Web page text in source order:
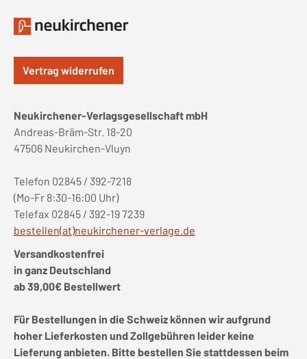
Vertrag widerrufen
Neukirchener-Verlagsgesellschaft mbH
Andreas-Bräm-Str. 18-20
47506 Neukirchen-Vluyn
Telefon 02845 / 392-7218
(Mo-Fr 8:30-16:00 Uhr)
Telefax 02845 / 392-19 7239
bestellen(at)neukirchener-verlage.de
Versandkostenfrei
in ganz Deutschland
ab 39,00€ Bestellwert
Für Bestellungen in die Schweiz können wir aufgrund
hoher Lieferkosten und Zollgebühren leider keine
Lieferung anbieten. Bitte bestellen Sie stattdessen beim